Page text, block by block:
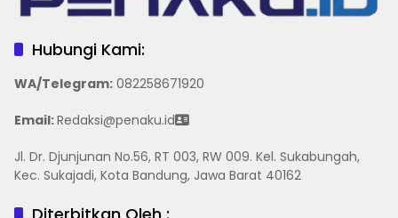
Hubungi Kami:
WA/Telegram: 082258671920
Email:Redaksi@penaku.id
Jl. Dr. Djunjunan No.56, RT 003, RW 009. Kel. Sukabungah,
Kec. Sukajadi, Kota Bandung, Jawa Barat 40162